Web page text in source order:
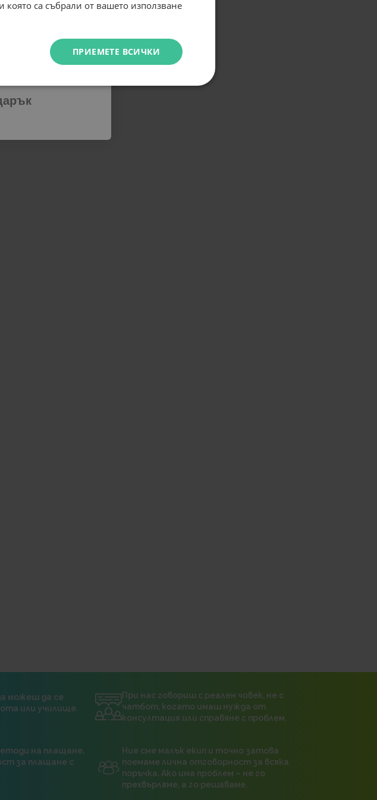
можеш да се
или училище.
При нас говориш с реален човек, не с
чатбот, когато имаш нужда от
консултация или справяне с проблем.
на плащане,
за плащане с
Ние сме малък екип и точно затова
поемаме лична отговорност за всяка
поръчка. Ако има проблем – не го
прехвърляме, а го решаваме.
са събрали от вашето използване
ПРИЕМЕТЕ ВСИЧКИ